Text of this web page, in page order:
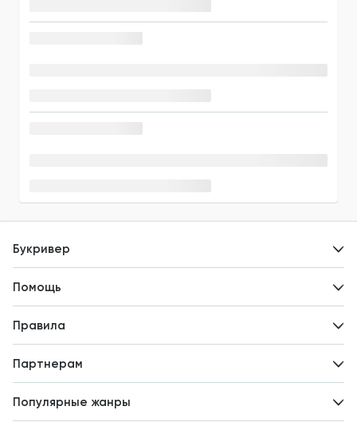
Букривер
Новости
Помощь
Правила
Партнерам
Популярные жанры